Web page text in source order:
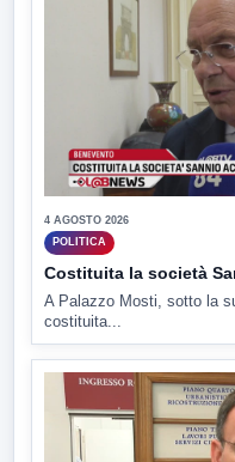
4 AGOSTO 2026
POLITICA
Costituita la società
A Palazzo Mosti, sotto la
costituita...